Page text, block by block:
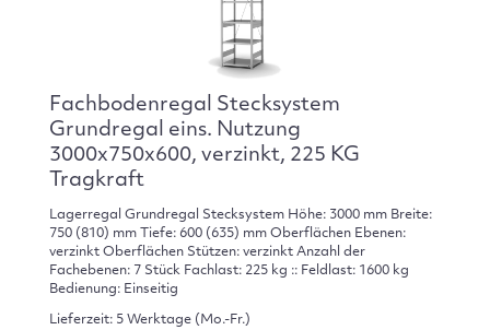
Fachbodenregal Stecksystem
Grundregal eins. Nutzung
3000x750x600, verzinkt, 225 KG
Tragkraft
Lagerregal Grundregal Stecksystem Höhe: 3000 mm Breite:
750 (810) mm Tiefe: 600 (635) mm Oberflächen Ebenen:
verzinkt Oberflächen Stützen: verzinkt Anzahl der
Fachebenen: 7 Stück Fachlast: 225 kg :: Feldlast: 1600 kg
Bedienung: Einseitig
Lieferzeit: 5 Werktage (Mo.-Fr.)